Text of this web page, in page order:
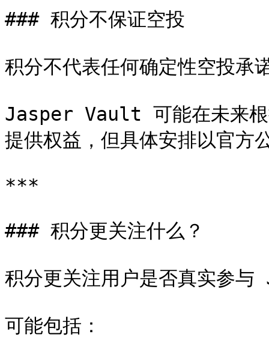
### 积分不保证空投
积分不代表任何确定性空投承
Jasper Vault 可能在未来根
提供权益，但具体安排以官方
***
### 积分更关注什么？
积分更关注用户是否真实参
可能包括：